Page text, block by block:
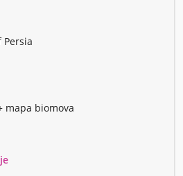
Persia
mapa biomova